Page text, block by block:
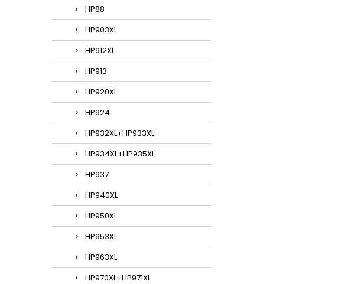
HP88
HP903XL
HP912XL
HP913
HP920XL
HP924
HP932XL+HP933XL
HP934XL+HP935XL
HP937
HP940XL
HP950XL
HP953XL
HP963XL
HP970XL+HP971XL